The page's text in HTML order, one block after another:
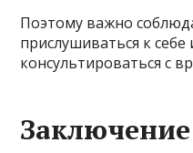
Поэтому важно
прислушиваться к
консультироваться с
Заключение